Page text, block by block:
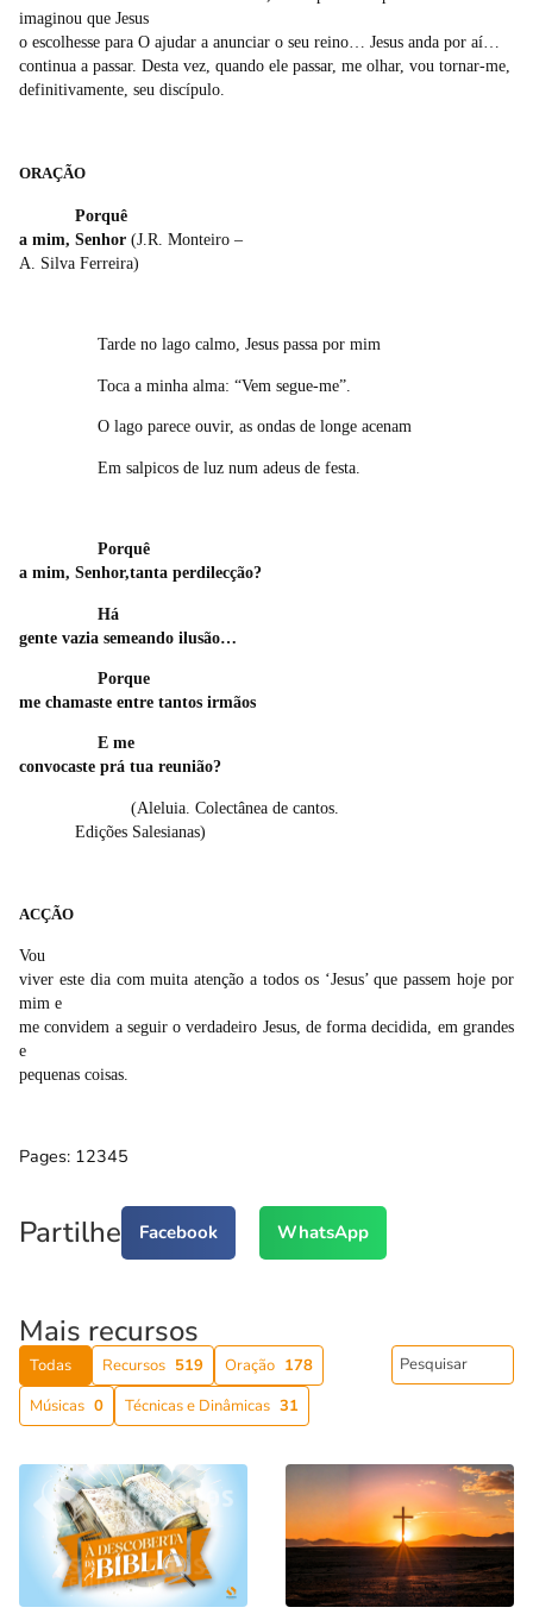
imaginou que Jesus
o escolhesse para O ajudar a anunciar o seu reino… Jesus anda por aí…
continua a passar. Desta vez, quando ele passar, me olhar, vou tornar-me,
definitivamente, seu discípulo.
ORAÇÃO
Porquê
a mim, Senhor (J.R. Monteiro –
A. Silva Ferreira)
Tarde no lago calmo, Jesus passa por mim
Toca a minha alma: “Vem segue-me”.
O lago parece ouvir, as ondas de longe acenam
Em salpicos de luz num adeus de festa.
Porquê
a mim, Senhor,tanta perdilecção?
Há
gente vazia semeando ilusão…
Porque
me chamaste entre tantos irmãos
E me
convocaste prá tua reunião?
(Aleluia. Colectânea de cantos.
Edições Salesianas)
ACÇÃO
Vou
viver este dia com muita atenção a todos os ‘Jesus’ que passem hoje por
mim e
me convidem a seguir o verdadeiro Jesus, de forma decidida, em grandes
e
pequenas coisas.
Pages: 12345
Partilhe Facebook WhatsApp
Mais recursos
Todas Recursos 519 Oração 178
Músicas 0 Técnicas e Dinâmicas 31